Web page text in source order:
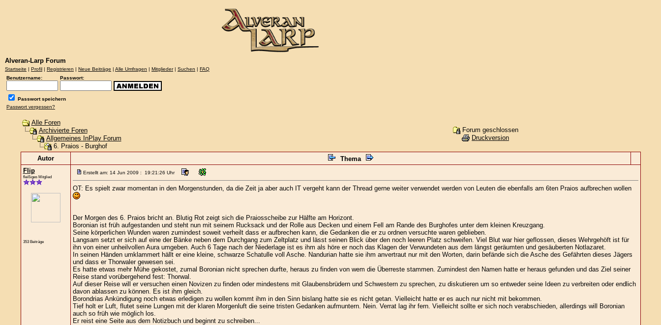
Alveran-Larp Forum
Startseite | Profil | Registrieren | Neue Beiträge | Alle Umfragen | Mitglieder| Suchen | FAQ
Benutzername:
Passwort:
Passwort speichern
Passwort vergessen?
Alle Foren
Archivierte Foren
Allgemeines InPlay Forum
6. Praios - Burghof
Forum geschlossen
Druckversion
Autor
Thema
Flip
fleißiges Mitglied
353 Beiträge
Erstellt am: 14 Jun 2009 : 19:21:26 Uhr
OT: Es spielt zwar momentan in den Morgenstunden, da die Zeit ja aber auch IT vergeht kann der Thread gerne weiter verwendet werden von Leuten die ebenfalls am 6ten Praios aufbrechen wollen
Der Morgen des 6. Praios bricht an. Blutig Rot zeigt sich die Praiosscheibe zur Hälfte am Horizont.
Boronian ist früh aufgestanden und steht nun mit seinem Rucksack und der Rolle aus Decken und einem Fell am Rande des Burghofes unter dem kleinen Kreuzgang.
Seine körperlichen Wunden waren zumindest soweit verheilt dass er aufbrechen kann, die Gedanken die er zu ordnen versuchte waren geblieben.
Langsam setzt er sich auf eine der Bänke neben dem Durchgang zum Zeltplatz und lässt seinen Blick über den noch leeren Platz schweifen. Viel Blut war hier geflossen, dieses Wehrgehöft ist für
ihn von einer unheilvollen Aura umgeben. Auch 6 Tage nach der Niederlage ist es ihm als höre er noch das Klagen der Verwundeten aus dem längst geräumten und gesäuberten Notlazaret.
In seinen Händen umklammert hällt er eine kleine, schwarze Schatulle voll Asche. Nandurian hatte sie ihm anvertraut nur mit den Worten, darin befände sich die Asche des Gefährten dieses Jägers
und dass er Thorwaler gewesen sei.
Es hatte etwas mehr Mühe gekostet, zumal Boronian nicht sprechen durfte, heraus zu finden von wem die Überreste stammen. Zumindest den Namen hatte er heraus gefunden und das Ziel seiner
Reise stand vorübergehend fest: Thorwal.
Auf dieser Reise will er versuchen einen Novizen zu finden oder mindestens mit Glaubensbrüdern und Schwestern zu sprechen, zu diskutieren um so entweder seine Ideen zu verbreiten oder endlich
davon ablassen zu können. Es ist ihm gleich.
Borondrias Ankündigung noch etwas erledigen zu wollen kommt ihm in den Sinn bislang hatte sie es nicht getan. Vielleicht hatte er es auch nur nicht mit bekommen.
Tief holt er Luft, flutet seine Lungen mit der klaren Morgenluft die seine tristen Gedanken aufmuntern. Nein. Verrat lag ihr fern. Vielleicht sollte er sich noch verabschieden, allerdings will Boronian
auch so früh wie möglich los.
Er reist eine Seite aus dem Notizbuch und beginnt zu schreiben...